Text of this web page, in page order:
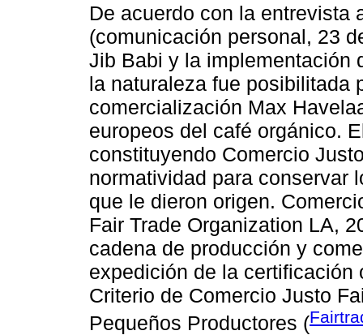
De acuerdo con la entrevista
(comunicación personal, 23
Jib Babi y la implementación
la naturaleza fue posibilitada
comercialización Max
europeos del café orgánico.
constituyendo Comercio
normatividad para conservar
que le dieron origen.
Fair Trade Organization LA,
cadena de producción y
expedición de la
Criterio de Comercio Justo
Pequeños Productores (